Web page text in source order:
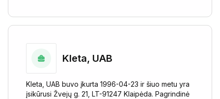
Kleta, UAB
Kleta, UAB buvo įkurta 1996-04-23 ir šiuo metu yra
įsikūrusi Žvejų g. 21, LT-91247 Klaipėda. Pagrindinė